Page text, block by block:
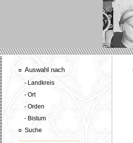
Auswahl nach
- Landkreis
- Ort
- Orden
- Bistum
Suche